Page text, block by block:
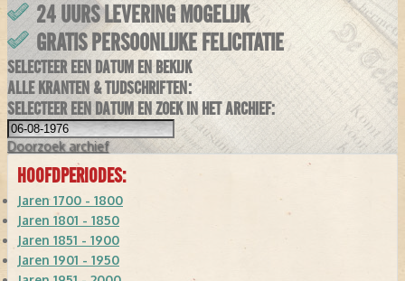
24 UURS LEVERING MOGELIJK
GRATIS PERSOONLIJKE FELICITATIE
SELECTEER EEN DATUM EN BEKIJK
ALLE KRANTEN & TIJDSCHRIFTEN:
SELECTEER EEN DATUM EN ZOEK IN HET ARCHIEF:
Doorzoek archief
HOOFDPERIODES:
Jaren 1700 - 1800
Jaren 1801 - 1850
Jaren 1851 - 1900
Jaren 1901 - 1950